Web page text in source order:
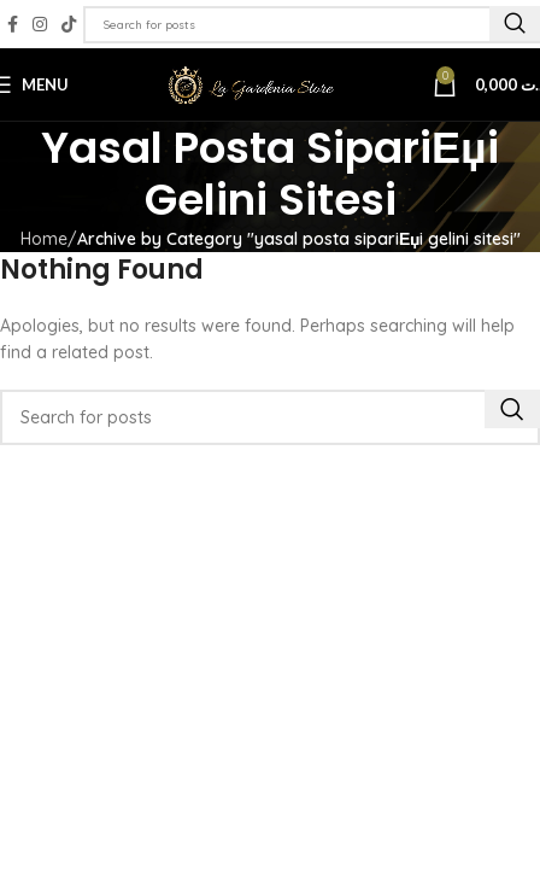
MENU 0
Yasal Posta SipariЕџi
Gelini Sitesi
Home Archive by Category "yasal posta sipariЕџi gelini sitesi"
Nothing Found
Apologies, but no results were found. Perhaps searching will help
find a related post.